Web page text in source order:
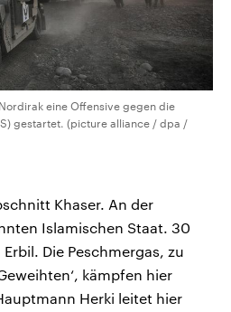
eine Offensive gegen die
gestartet. (picture alliance / dpa /
Khaser. An der
Islamischen Staat. 30
Die Peschmergas, zu
kämpfen hier
Herki leitet hier